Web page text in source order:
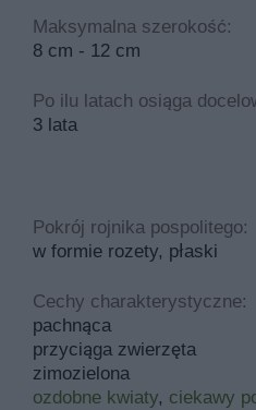
Maksymalna szerokość:
8 cm - 12 cm
Po ilu latach osiąga
3 lata
Pokrój rojnika pospolitego:
w formie rozety, płaski
Cechy charakterystyczne:
pachnąca
przyciąga zwierzęta
zimozielona
ozdobne kwiaty, ciekawy